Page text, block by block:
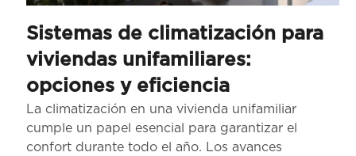
Sistemas de climatización para
viviendas unifamiliares:
opciones y eficiencia
La climatización en una vivienda unifamiliar
cumple un papel esencial para garantizar el
confort durante todo el año. Los avances